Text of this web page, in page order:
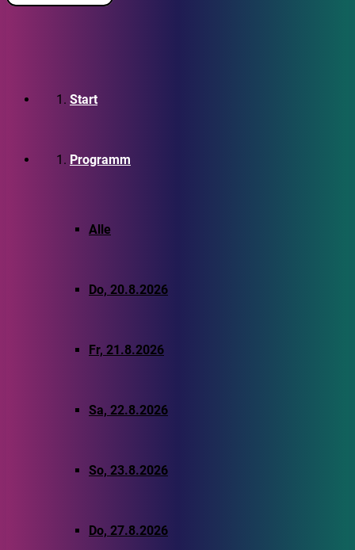
Start
Programm
Alle
Do, 20.8.2026
Fr, 21.8.2026
Sa, 22.8.2026
So, 23.8.2026
Do, 27.8.2026